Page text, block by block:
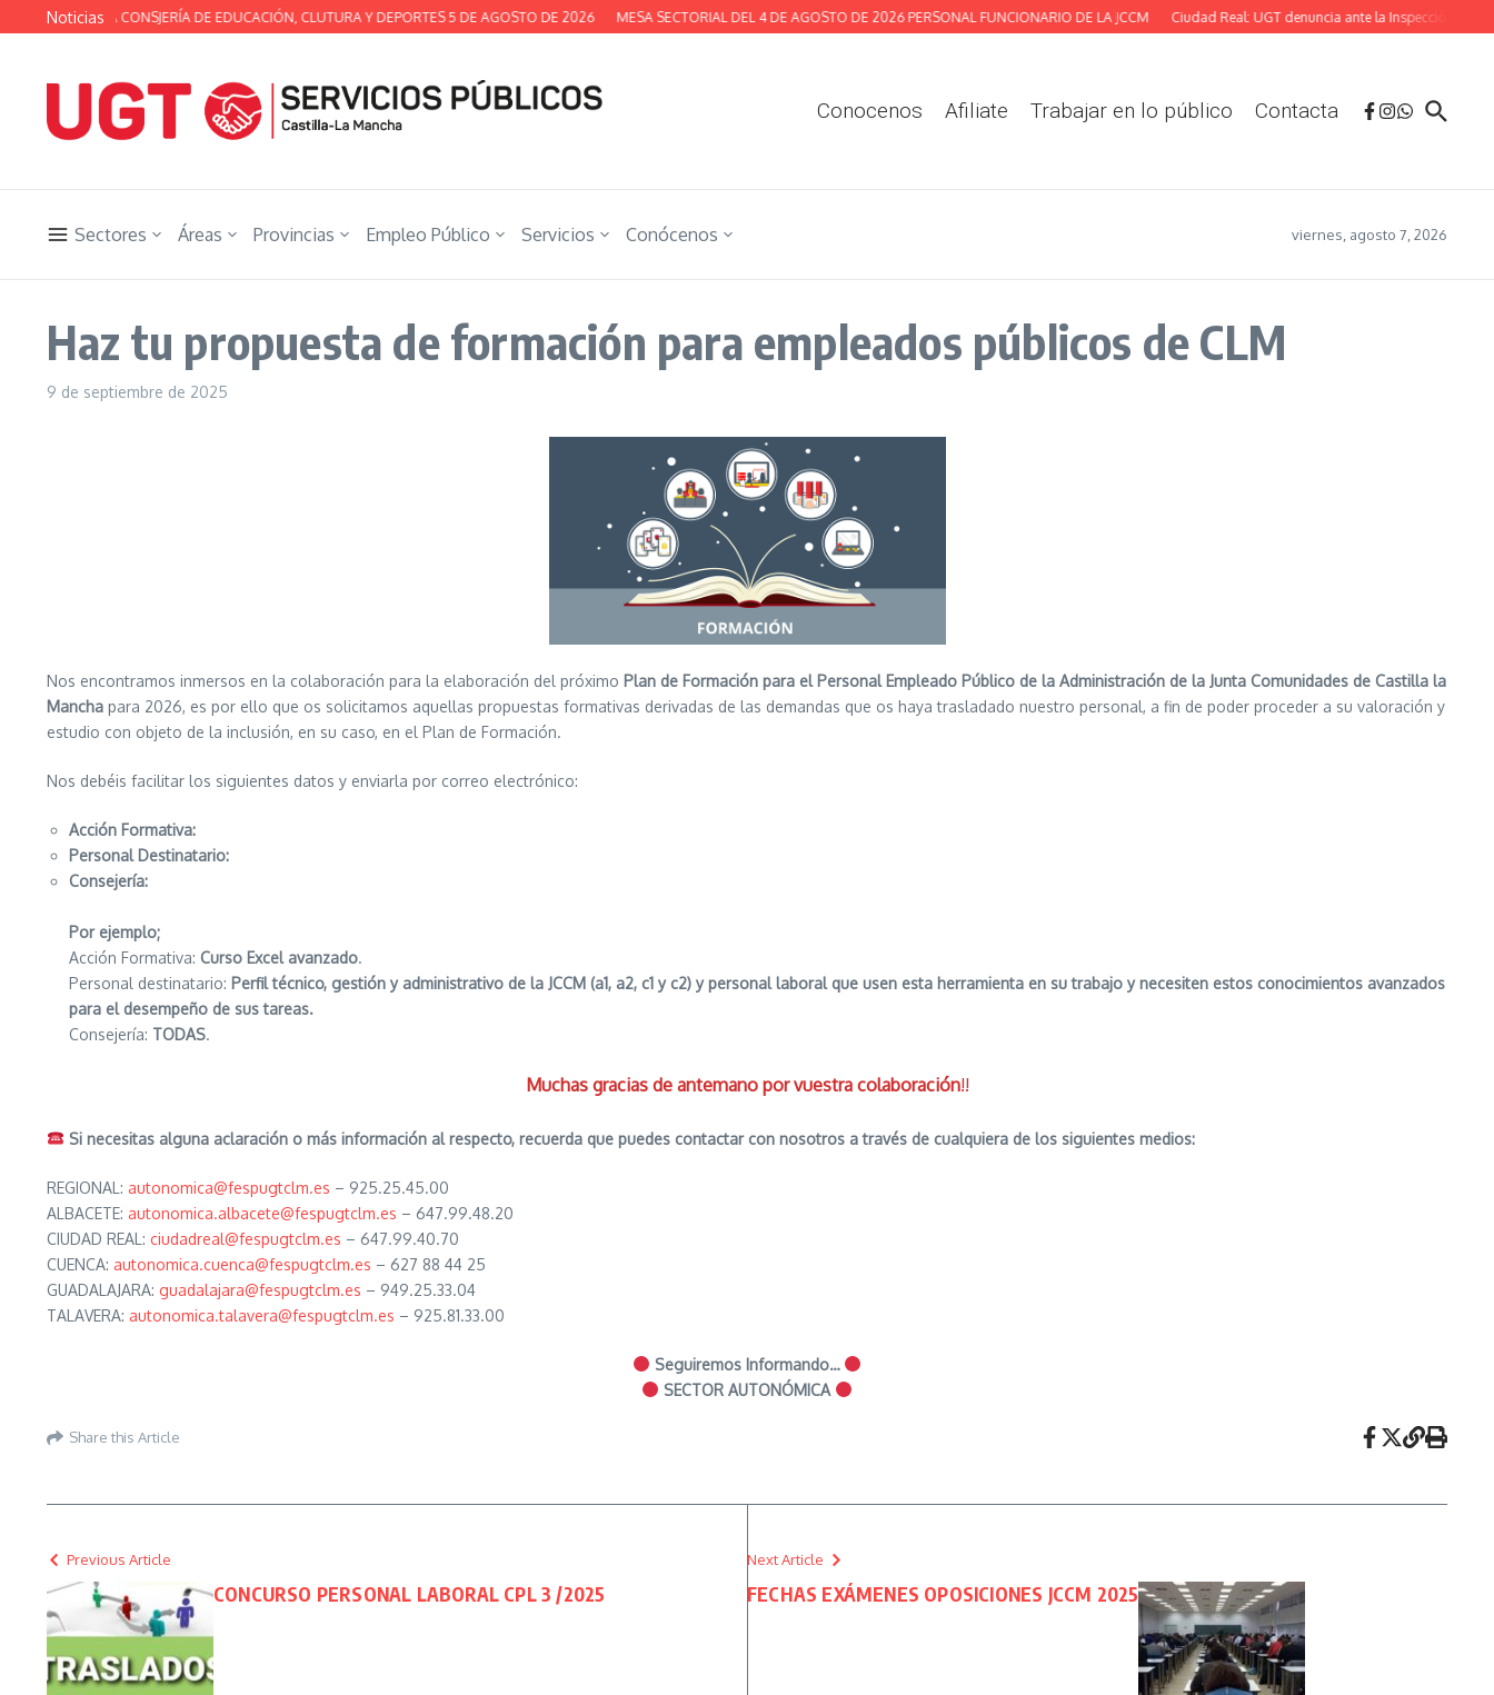
Saltar al contenido
Noticias
DE LA CONSJERÍA DE EDUCACIÓN, CLUTURA Y DEPORTES 5 DE AGOSTO DE 2026 MESA SECTORIAL DEL 4 DE AGOSTO DE 2026 PERSONAL FUNCIONARIO DE LA JCCM Ciudad Real: UGT denuncia ante la Inspección las
Conocenos Afiliate Trabajar en lo público Contacta
Sectores Áreas Provincias Empleo Público Servicios Conócenos viernes, agosto 7, 2026
Haz tu propuesta de formación para empleados públicos de CLM
9 de septiembre de 2025
Nos encontramos inmersos en la colaboración para la elaboración del próximo Plan de Formación para el Personal Empleado Público de la Administración de la Junta Comunidades de Castilla la
Mancha para 2026, es por ello que os solicitamos aquellas propuestas formativas derivadas de las demandas que os haya trasladado nuestro personal, a fin de poder proceder a su valoración y
estudio con objeto de la inclusión, en su caso, en el Plan de Formación.
Nos debéis facilitar los siguientes datos y enviarla por correo electrónico:
Acción Formativa:
Personal Destinatario:
Consejería:
Por ejemplo;
Acción Formativa: Curso Excel avanzado.
Personal destinatario: Perfil técnico, gestión y administrativo de la JCCM (a1, a2, c1 y c2) y personal laboral que usen esta herramienta en su trabajo y necesiten estos conocimientos avanzados
para el desempeño de sus tareas.
Consejería: TODAS.
Muchas gracias de antemano por vuestra colaboración!!
Si necesitas alguna aclaración o más información al respecto, recuerda que puedes contactar con nosotros a través de cualquiera de los siguientes medios:
REGIONAL: autonomica@fespugtclm.es – 925.25.45.00
ALBACETE: autonomica.albacete@fespugtclm.es – 647.99.48.20
CIUDAD REAL: ciudadreal@fespugtclm.es – 647.99.40.70
CUENCA: autonomica.cuenca@fespugtclm.es – 627 88 44 25
GUADALAJARA: guadalajara@fespugtclm.es – 949.25.33.04
TALAVERA: autonomica.talavera@fespugtclm.es – 925.81.33.00
Seguiremos Informando…
SECTOR AUTONÓMICA
Share this Article
Previous Article
CONCURSO PERSONAL LABORAL CPL 3 /2025
Next Article
FECHAS EXÁMENES OPOSICIONES JCCM 2025